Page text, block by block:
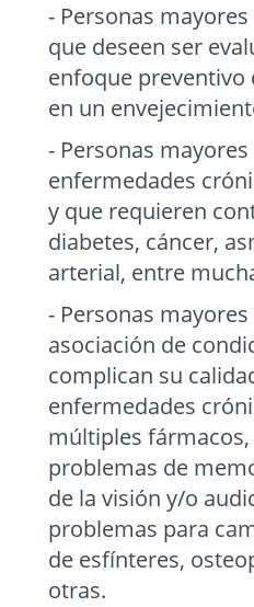
- Personas
que deseen ser
enfoque preventivo
en un
- Personas
enfermedades
y que requieren
diabetes, cáncer,
arterial, entre
- Personas
asociación de
complican su
enfermedades
múltiples
problemas de
de la visión y/o
problemas para
de esfínteres,
otras.